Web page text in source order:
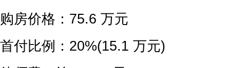
购房价格：75.6 万元
首付比例：20%(15.1 万元)